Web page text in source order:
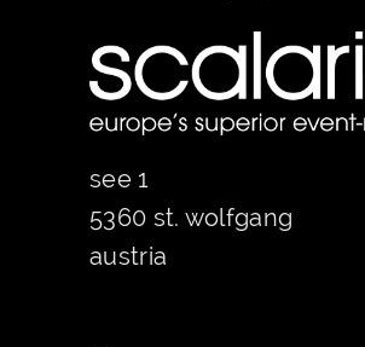
see 1
5360 st. wolfgang
austria